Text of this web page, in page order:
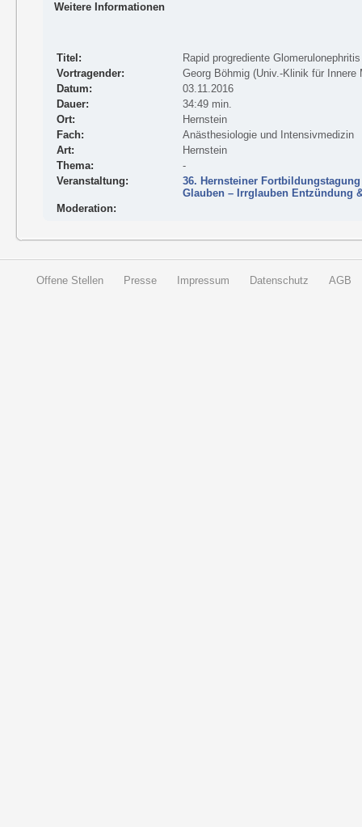
Weitere Informationen
Titel:
Rapid progrediente
Vortragender:
Georg Böhmig (Univ.-Klinik für
Datum:
03.11.2016
Dauer:
34:49 min.
Ort:
Hernstein
Fach:
Anästhesiologie und Intensivmedizin
Art:
Hernstein
Thema:
-
Veranstaltung:
36. Hernsteiner
Glauben – Irrglauben Entzündung
Moderation:
Offene Stellen Presse Impressum Datenschutz AGB